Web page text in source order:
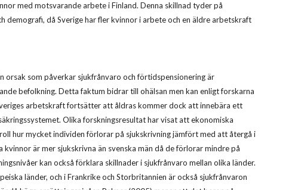
med motsvarande arbete i Finland. Denna skillnad tyder på
då Sverige har fler kvinnor i arbete och en äldre arbetskraft
orsak som påverkar sjukfrånvaro och förtidspensionering är
befolkning. Detta faktum bidrar till ohälsan men kan enligt forskarna
arbetskraft fortsätter att åldras kommer dock att innebära ett
Olika forskningsresultat har visat att ekonomiska
hur mycket individen förlorar på sjukskrivning jämfört med att återgå i
är mer sjukskrivna än svenska män då de förlorar mindre på
kan också förklara skillnader i sjukfrånvaro mellan olika länder.
länder, och i Frankrike och Storbritannien är också sjukfrånvaron